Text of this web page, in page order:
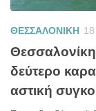
ΘΕΣΣΑΛΟΝΙΚΗ
δεύτερο
αστική